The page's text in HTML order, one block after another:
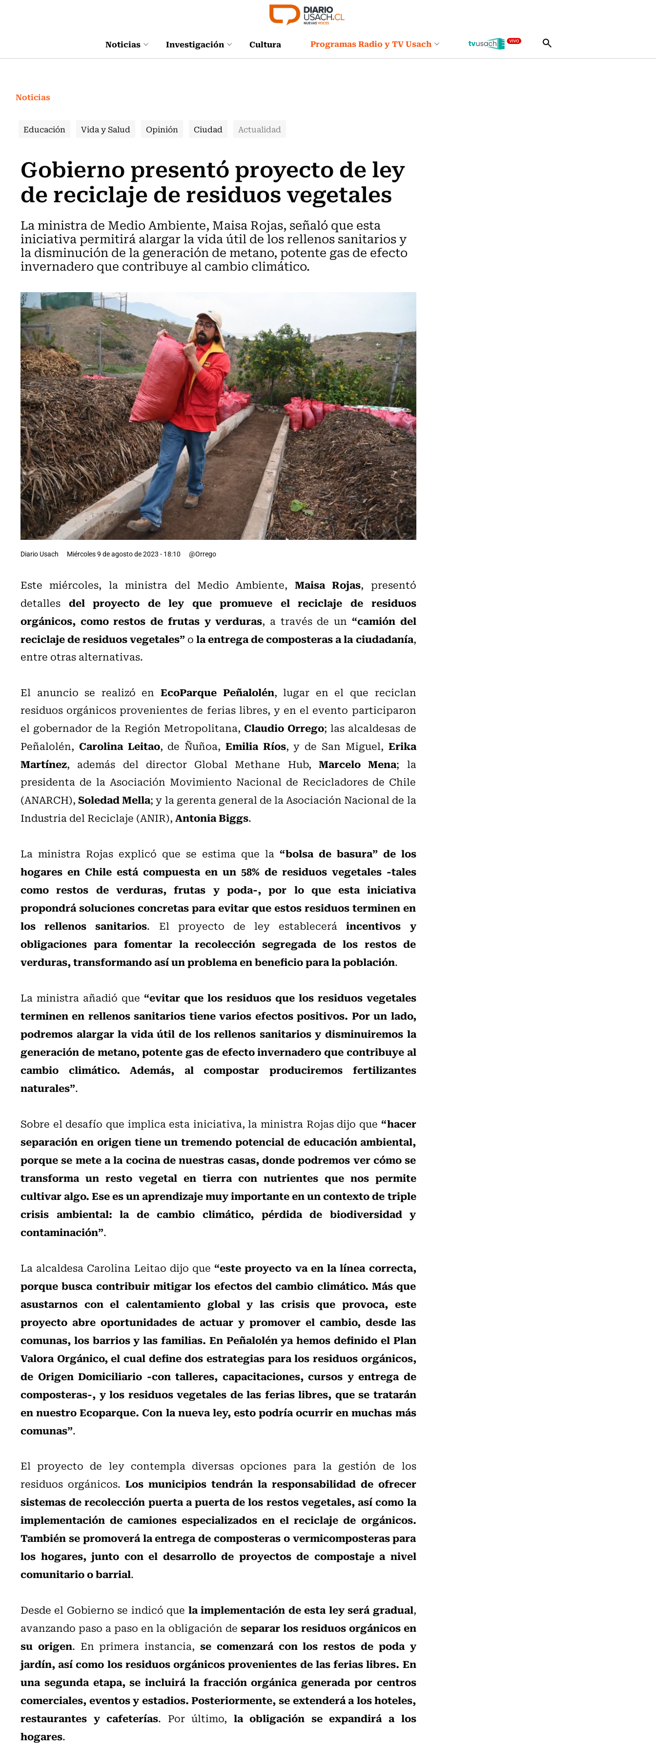
Noticias Investigación Cultura Programas Radio y TV Usach
Noticias
Educación Vida y Salud Opinión Ciudad Actualidad
Gobierno presentó proyecto de ley
de reciclaje de residuos vegetales
La ministra de Medio Ambiente, Maisa Rojas, señaló que esta
iniciativa permitirá alargar la vida útil de los rellenos sanitarios y
la disminución de la generación de metano, potente gas de efecto
invernadero que contribuye al cambio climático.
Diario Usach Miércoles 9 de agosto de 2023 - 18:10 @Orrego
Este miércoles, la ministra del Medio Ambiente, Maisa Rojas, presentó
detalles del proyecto de ley que promueve el reciclaje de residuos
orgánicos, como restos de frutas y verduras, a través de un “camión del
reciclaje de residuos vegetales” ola entrega de composteras a la ciudadanía,
entre otras alternativas.
El anuncio se realizó en EcoParque Peñalolén, lugar en el que reciclan
residuos orgánicos provenientes de ferias libres, y en el evento participaron
el gobernador de la Región Metropolitana, Claudio Orrego; las alcaldesas de
Peñalolén, Carolina Leitao, de Ñuñoa, Emilia Ríos, y de San Miguel, Erika
Martínez, además del director Global Methane Hub, Marcelo Mena; la
presidenta de la Asociación Movimiento Nacional de Recicladores de Chile
(ANARCH),Soledad Mella; y la gerenta general de la Asociación Nacional de la
Industria del Reciclaje (ANIR),Antonia Biggs.
La ministra Rojas explicó que se estima que la “bolsa de basura” de los
hogares en Chile está compuesta en un 58% de residuos vegetales -tales
como restos de verduras, frutas y poda-, por lo que esta iniciativa
propondrá soluciones concretas para evitar que estos residuos terminen en
los rellenos sanitarios. El proyecto de ley establecerá incentivos y
obligaciones para fomentar la recolección segregada de los restos de
verduras, transformando así un problema en beneficio para la población.
La ministra añadió que “evitar que los residuos que los residuos vegetales
terminen en rellenos sanitarios tiene varios efectos positivos. Por un lado,
podremos alargar la vida útil de los rellenos sanitarios y disminuiremos la
generación de metano, potente gas de efecto invernadero que contribuye al
cambio climático. Además, al compostar produciremos fertilizantes
naturales”.
Sobre el desafío que implica esta iniciativa, la ministra Rojas dijo que “hacer
separación en origen tiene un tremendo potencial de educación ambiental,
porque se mete a la cocina de nuestras casas, donde podremos ver cómo se
transforma un resto vegetal en tierra con nutrientes que nos permite
cultivar algo. Ese es un aprendizaje muy importante en un contexto de triple
crisis ambiental: la de cambio climático, pérdida de biodiversidad y
contaminación”.
La alcaldesa Carolina Leitao dijo que“este proyecto va en la línea correcta,
porque busca contribuir mitigar los efectos del cambio climático. Más que
asustarnos con el calentamiento global y las crisis que provoca, este
proyecto abre oportunidades de actuar y promover el cambio, desde las
comunas, los barrios y las familias. En Peñalolén ya hemos definido el Plan
Valora Orgánico, el cual define dos estrategias para los residuos orgánicos,
de Origen Domiciliario -con talleres, capacitaciones, cursos y entrega de
composteras-, y los residuos vegetales de las ferias libres, que se tratarán
en nuestro Ecoparque. Con la nueva ley, esto podría ocurrir en muchas más
comunas”.
El proyecto de ley contempla diversas opciones para la gestión de los
residuos orgánicos. Los municipios tendrán la responsabilidad de ofrecer
sistemas de recolección puerta a puerta de los restos vegetales, así como la
implementación de camiones especializados en el reciclaje de orgánicos.
También se promoverá la entrega de composteras o vermicomposteras para
los hogares, junto con el desarrollo de proyectos de compostaje a nivel
comunitario o barrial.
Desde el Gobierno se indicó que la implementación de esta ley será gradual,
avanzando paso a paso en la obligación de separar los residuos orgánicos en
su origen. En primera instancia, se comenzará con los restos de poda y
jardín, así como los residuos orgánicos provenientes de las ferias libres. En
una segunda etapa, se incluirá la fracción orgánica generada por centros
comerciales, eventos y estadios. Posteriormente, se extenderá a los hoteles,
restaurantes y cafeterías. Por último, la obligación se expandirá a los
hogares.